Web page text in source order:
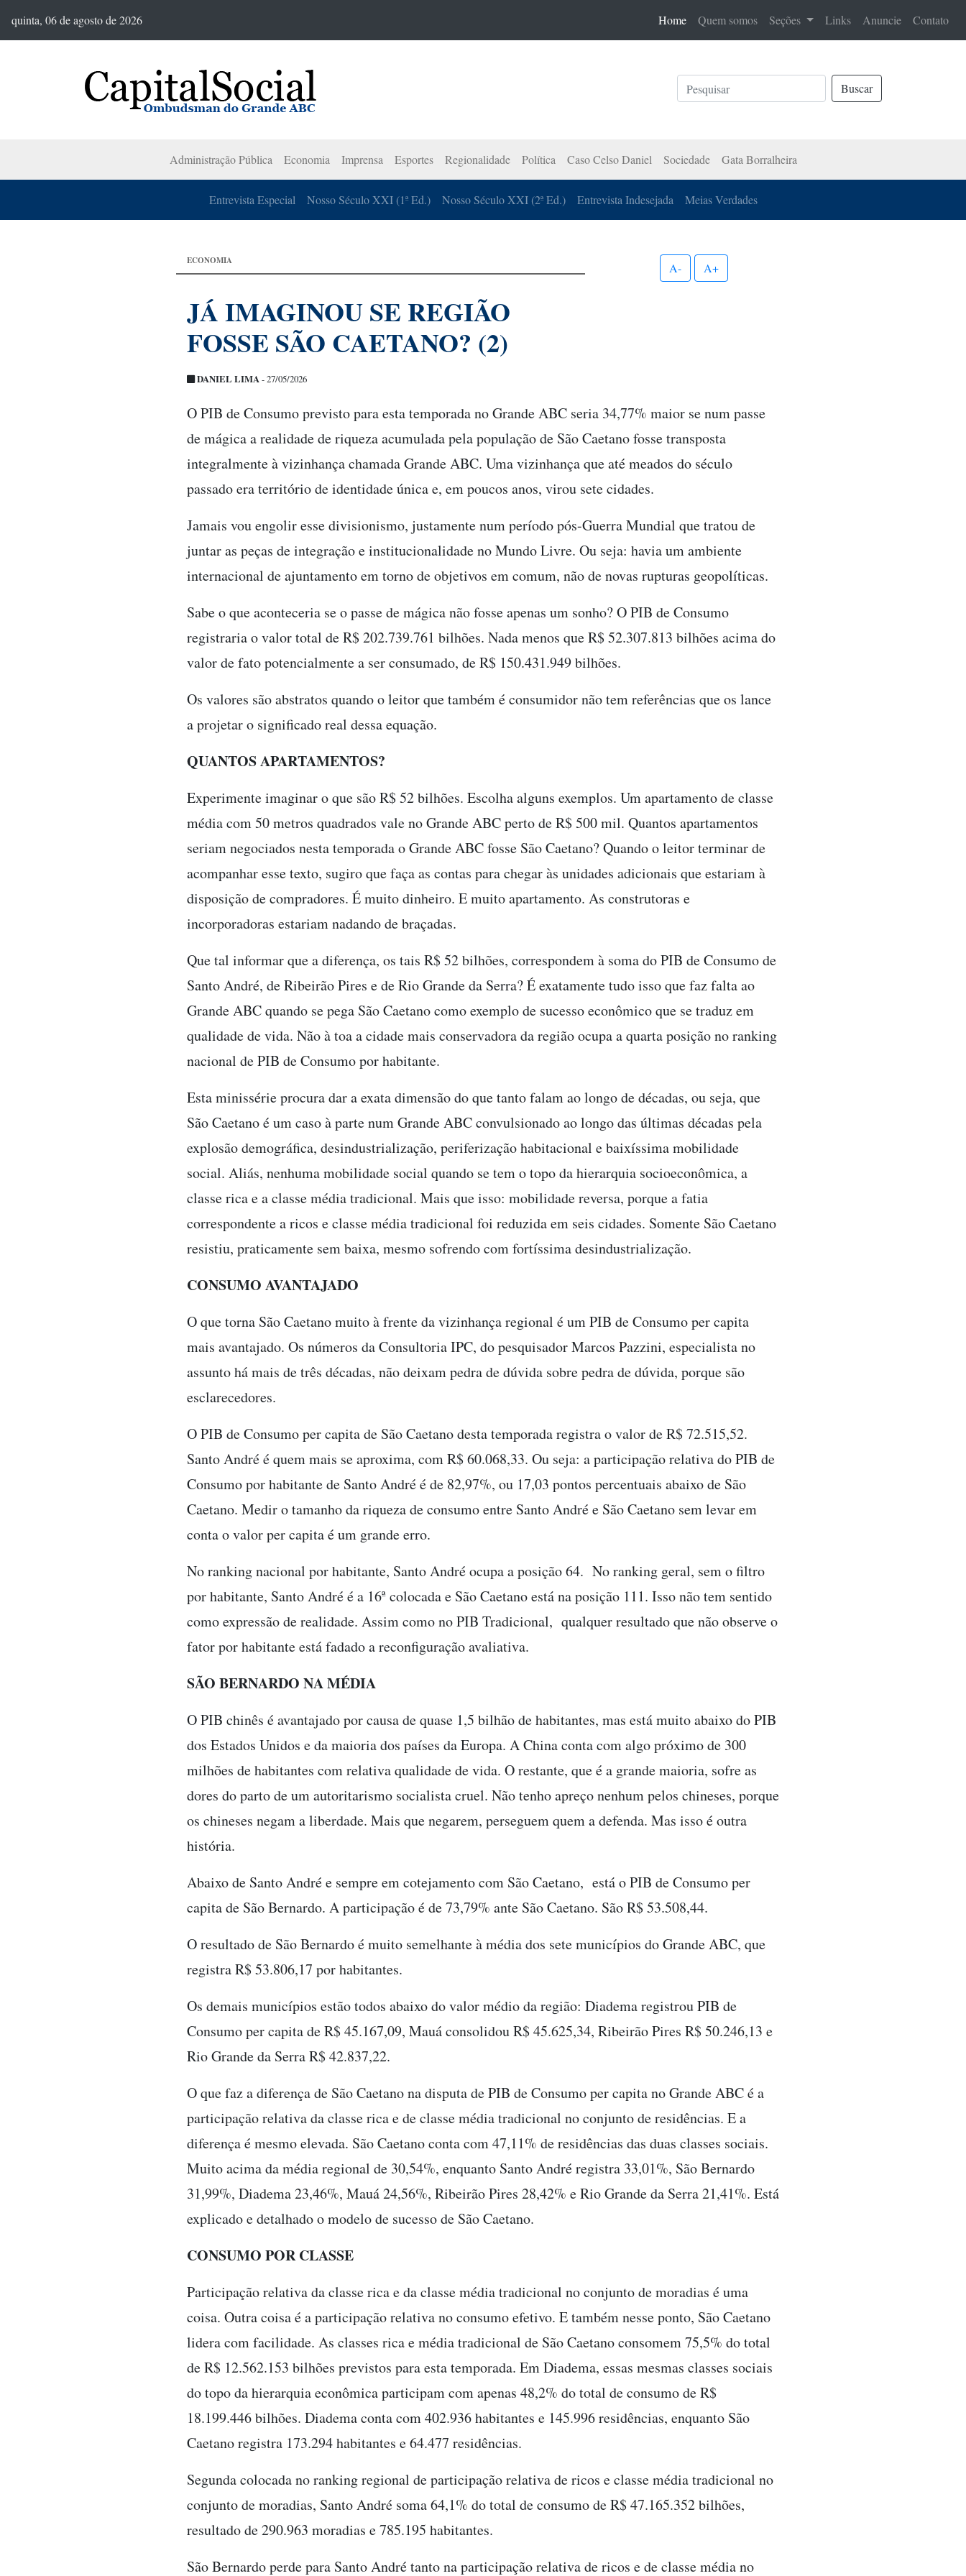
quinta, 06 de agosto de 2026 Home(current)
Quem somos Seções Links Anuncie Contato
Buscar
Administração Pública Economia Imprensa Esportes Regionalidade Política Caso Celso Daniel Sociedade Gata Borralheira
Entrevista Especial Nosso Século XXI (1ª Ed.) Nosso Século XXI (2ª Ed.) Entrevista Indesejada Meias Verdades
ECONOMIA A- A+
JÁ IMAGINOU SE REGIÃO
FOSSE SÃO CAETANO? (2)
DANIEL LIMA- 27/05/2026
O PIB de Consumo previsto para esta temporada no Grande ABC seria 34,77% maior se num passe
de mágica a realidade de riqueza acumulada pela população de São Caetano fosse transposta
integralmente à vizinhança chamada Grande ABC. Uma vizinhança que até meados do século
passado era território de identidade única e, em poucos anos, virou sete cidades.
Jamais vou engolir esse divisionismo, justamente num período pós-Guerra Mundial que tratou de
juntar as peças de integração e institucionalidade no Mundo Livre. Ou seja: havia um ambiente
internacional de ajuntamento em torno de objetivos em comum, não de novas rupturas geopolíticas.
Sabe o que aconteceria se o passe de mágica não fosse apenas um sonho? O PIB de Consumo
registraria o valor total de R$ 202.739.761 bilhões. Nada menos que R$ 52.307.813 bilhões acima do
valor de fato potencialmente a ser consumado, de R$ 150.431.949 bilhões.
Os valores são abstratos quando o leitor que também é consumidor não tem referências que os lance
a projetar o significado real dessa equação.
QUANTOS APARTAMENTOS?
Experimente imaginar o que são R$ 52 bilhões. Escolha alguns exemplos. Um apartamento de classe
média com 50 metros quadrados vale no Grande ABC perto de R$ 500 mil. Quantos apartamentos
seriam negociados nesta temporada o Grande ABC fosse São Caetano? Quando o leitor terminar de
acompanhar esse texto, sugiro que faça as contas para chegar às unidades adicionais que estariam à
disposição de compradores. É muito dinheiro. E muito apartamento. As construtoras e
incorporadoras estariam nadando de braçadas.
Que tal informar que a diferença, os tais R$ 52 bilhões, correspondem à soma do PIB de Consumo de
Santo André, de Ribeirão Pires e de Rio Grande da Serra? É exatamente tudo isso que faz falta ao
Grande ABC quando se pega São Caetano como exemplo de sucesso econômico que se traduz em
qualidade de vida. Não à toa a cidade mais conservadora da região ocupa a quarta posição no ranking
nacional de PIB de Consumo por habitante.
Esta minissérie procura dar a exata dimensão do que tanto falam ao longo de décadas, ou seja, que
São Caetano é um caso à parte num Grande ABC convulsionado ao longo das últimas décadas pela
explosão demográfica, desindustrialização, periferização habitacional e baixíssima mobilidade
social. Aliás, nenhuma mobilidade social quando se tem o topo da hierarquia socioeconômica, a
classe rica e a classe média tradicional. Mais que isso: mobilidade reversa, porque a fatia
correspondente a ricos e classe média tradicional foi reduzida em seis cidades. Somente São Caetano
resistiu, praticamente sem baixa, mesmo sofrendo com fortíssima desindustrialização.
CONSUMO AVANTAJADO
O que torna São Caetano muito à frente da vizinhança regional é um PIB de Consumo per capita
mais avantajado. Os números da Consultoria IPC, do pesquisador Marcos Pazzini, especialista no
assunto há mais de três décadas, não deixam pedra de dúvida sobre pedra de dúvida, porque são
esclarecedores.
O PIB de Consumo per capita de São Caetano desta temporada registra o valor de R$ 72.515,52.
Santo André é quem mais se aproxima, com R$ 60.068,33. Ou seja: a participação relativa do PIB de
Consumo por habitante de Santo André é de 82,97%, ou 17,03 pontos percentuais abaixo de São
Caetano. Medir o tamanho da riqueza de consumo entre Santo André e São Caetano sem levar em
conta o valor per capita é um grande erro.
No ranking nacional por habitante, Santo André ocupa a posição 64. No ranking geral, sem o filtro
por habitante, Santo André é a 16ª colocada e São Caetano está na posição 111. Isso não tem sentido
como expressão de realidade. Assim como no PIB Tradicional, qualquer resultado que não observe o
fator por habitante está fadado a reconfiguração avaliativa.
SÃO BERNARDO NA MÉDIA
O PIB chinês é avantajado por causa de quase 1,5 bilhão de habitantes, mas está muito abaixo do PIB
dos Estados Unidos e da maioria dos países da Europa. A China conta com algo próximo de 300
milhões de habitantes com relativa qualidade de vida. O restante, que é a grande maioria, sofre as
dores do parto de um autoritarismo socialista cruel. Não tenho apreço nenhum pelos chineses, porque
os chineses negam a liberdade. Mais que negarem, perseguem quem a defenda. Mas isso é outra
história.
Abaixo de Santo André e sempre em cotejamento com São Caetano, está o PIB de Consumo per
capita de São Bernardo. A participação é de 73,79% ante São Caetano. São R$ 53.508,44.
O resultado de São Bernardo é muito semelhante à média dos sete municípios do Grande ABC, que
registra R$ 53.806,17 por habitantes.
Os demais municípios estão todos abaixo do valor médio da região: Diadema registrou PIB de
Consumo per capita de R$ 45.167,09, Mauá consolidou R$ 45.625,34, Ribeirão Pires R$ 50.246,13 e
Rio Grande da Serra R$ 42.837,22.
O que faz a diferença de São Caetano na disputa de PIB de Consumo per capita no Grande ABC é a
participação relativa da classe rica e de classe média tradicional no conjunto de residências. E a
diferença é mesmo elevada. São Caetano conta com 47,11% de residências das duas classes sociais.
Muito acima da média regional de 30,54%, enquanto Santo André registra 33,01%, São Bernardo
31,99%, Diadema 23,46%, Mauá 24,56%, Ribeirão Pires 28,42% e Rio Grande da Serra 21,41%. Está
explicado e detalhado o modelo de sucesso de São Caetano.
CONSUMO POR CLASSE
Participação relativa da classe rica e da classe média tradicional no conjunto de moradias é uma
coisa. Outra coisa é a participação relativa no consumo efetivo. E também nesse ponto, São Caetano
lidera com facilidade. As classes rica e média tradicional de São Caetano consomem 75,5% do total
de R$ 12.562.153 bilhões previstos para esta temporada. Em Diadema, essas mesmas classes sociais
do topo da hierarquia econômica participam com apenas 48,2% do total de consumo de R$
18.199.446 bilhões. Diadema conta com 402.936 habitantes e 145.996 residências, enquanto São
Caetano registra 173.294 habitantes e 64.477 residências.
Segunda colocada no ranking regional de participação relativa de ricos e classe média tradicional no
conjunto de moradias, Santo André soma 64,1% do total de consumo de R$ 47.165.352 bilhões,
resultado de 290.963 moradias e 785.195 habitantes.
São Bernardo perde para Santo André tanto na participação relativa de ricos e de classe média no